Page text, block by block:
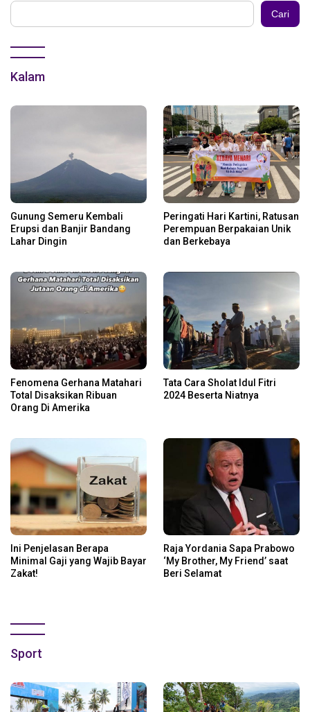
Cari
Kalam
Gunung Semeru Kembali
Erupsi dan Banjir Bandang
Lahar Dingin
Peringati Hari Kartini, Ratusan
Perempuan Berpakaian Unik
dan Berkebaya
Fenomena Gerhana Matahari
Total Disaksikan Ribuan
Orang Di Amerika
Tata Cara Sholat Idul Fitri
2024 Beserta Niatnya
Ini Penjelasan Berapa
Minimal Gaji yang Wajib Bayar
Zakat!
Raja Yordania Sapa Prabowo
‘My Brother, My Friend’ saat
Beri Selamat
Sport